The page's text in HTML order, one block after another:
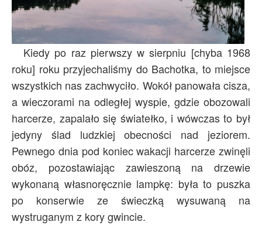
Kiedy po raz pierwszy w sierpniu [chyba 1968
roku] roku przyjechaliśmy do Bachotka, to miejsce
wszystkich nas zachwyciło. Wokół panowała cisza,
a wieczorami na odległej wyspie, gdzie obozowali
harcerze, zapalało się światełko, i wówczas to był
jedyny ślad ludzkiej obecności nad jeziorem.
Pewnego dnia pod koniec wakacji harcerze zwinęli
obóz, pozostawiając zawieszoną na drzewie
wykonaną własnoręcznie lampkę: była to puszka
po konserwie ze świeczką wysuwaną na
wystruganym z kory gwincie.